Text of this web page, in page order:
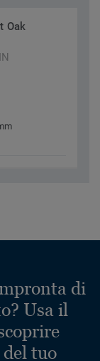
Oak
di
Usa il
tuo